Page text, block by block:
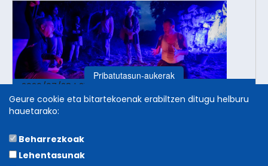
2026/07/28 | 21.30etan
Huerto Convento Franciscanos
Erriberri
Pepe Zapata / Teatro de Dos
Dirección : Gerard Vázquez
Pribatutasun-aukerak
Geure cookie eta bitartekoenak erabiltzen ditugu helburu
hauetarako:
Beharrezkoak
Lehentasunak